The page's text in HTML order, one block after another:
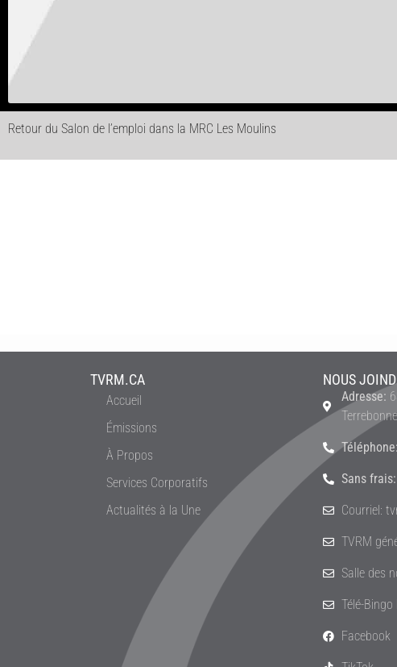
Retour du Salon de l’emploi dans la MRC Les Moulins
TVRM.CA
Accueil
Émissions
À Propos
Services Corporatifs
Actualités à la Une
NOUS
Adresse:
Téléphone:
Sans frais:
Courriel:
TVRM
Salle des
Télé-
Facebook